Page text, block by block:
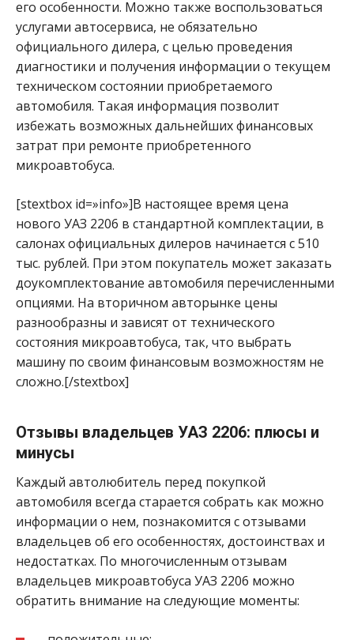
его особенности. Можно также воспользоваться
услугами автосервиса, не обязательно
официального дилера, с целью проведения
диагностики и получения информации о текущем
техническом состоянии приобретаемого
автомобиля. Такая информация позволит
избежать возможных дальнейших финансовых
затрат при ремонте приобретенного
микроавтобуса.
[stextbox id=»info»]В настоящее время цена
нового УАЗ 2206 в стандартной комплектации, в
салонах официальных дилеров начинается с 510
тыс. рублей. При этом покупатель может заказать
доукомплектование автомобиля перечисленными
опциями. На вторичном авторынке цены
разнообразны и зависят от технического
состояния микроавтобуса, так, что выбрать
машину по своим финансовым возможностям не
сложно.[/stextbox]
Отзывы владельцев УАЗ 2206: плюсы и
минусы
Каждый автолюбитель перед покупкой
автомобиля всегда старается собрать как можно
информации о нем, познакомится с отзывами
владельцев об его особенностях, достоинствах и
недостатках. По многочисленным отзывам
владельцев микроавтобуса УАЗ 2206 можно
обратить внимание на следующие моменты: